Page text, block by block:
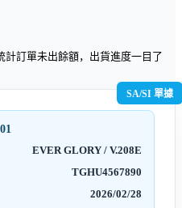
訂單未出餘額，出貨進度一目了
SA/SI 單據
EVER GLORY / V.208E
TGHU4567890
2026/02/28